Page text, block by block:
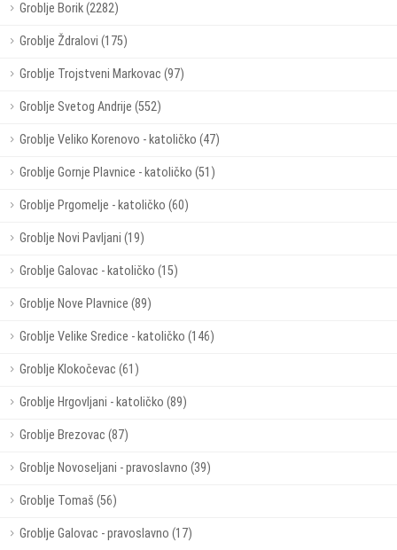
Groblje Borik (2282)
Groblje Ždralovi (175)
Groblje Trojstveni Markovac (97)
Groblje Svetog Andrije (552)
Groblje Veliko Korenovo - katoličko (47)
Groblje Gornje Plavnice - katoličko (51)
Groblje Prgomelje - katoličko (60)
Groblje Novi Pavljani (19)
Groblje Galovac - katoličko (15)
Groblje Nove Plavnice (89)
Groblje Velike Sredice - katoličko (146)
Groblje Klokočevac (61)
Groblje Hrgovljani - katoličko (89)
Groblje Brezovac (87)
Groblje Novoseljani - pravoslavno (39)
Groblje Tomaš (56)
Groblje Galovac - pravoslavno (17)